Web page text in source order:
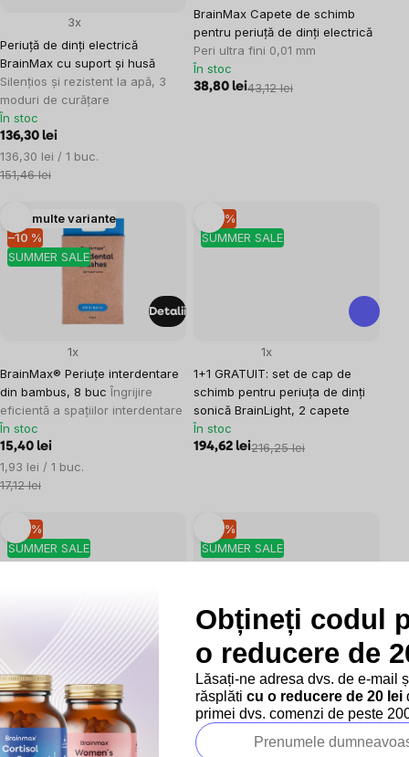
Periuță de dinți electrică
BrainMax cu suport și husă
Silențios și rezistent la apă, 3
moduri de curățare
3x
În stoc
136,30 lei
Evaluare
preţ:
136,30 lei / 1 buc.
151,46 lei
BrainMax Capete de schimb
pentru periuță de dinți electrică
Peri ultra fini 0,01 mm
În stoc
38,80 lei43,12 lei
SUMMER SALE
–10 %
Mai multe variante
BrainMax® Periuțe interdentare
din bambus, 8 bucÎngrijire
eficientă a spațiilor interdentare
1x
În stoc
15,40 lei
Evaluare
preţ:
1,93 lei / 1 buc.
17,12 lei
Detalii
SUMMER SALE
–10 %
1+1 GRATUIT: set de cap de
schimb pentru periuța de dinți
sonică BrainLight, 2 capete
1x
În stoc
194,62 lei216,25 lei
SUMMER SALE
–10 %
Periuță de dinți WellMax® din
microfibră din bambus, cu de 10
ori mai multe peri.Periuță de
dinți din bambus cu microfibră
22x
SUMMER SALE
–10 %
Set de capete de schimb pentru
periuța de dinți sonică
BrainLight, 2 capete
8x
În stoc
Obțineți codul
o reducere de
Lăsați-ne adresa dvs. de e-mail
răsplăti cu o reducere de 20 lei
primei dvs. comenzi de peste